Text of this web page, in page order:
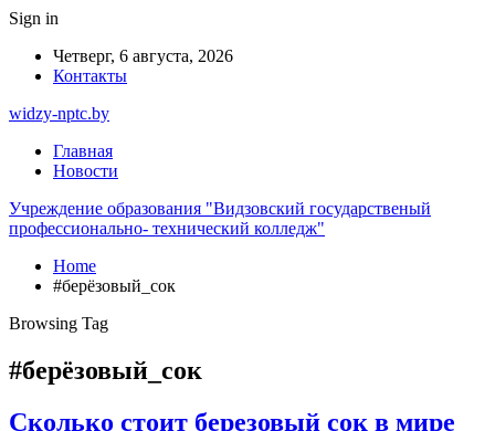
Sign in
Четверг, 6 августа, 2026
Контакты
widzy-nptc.by
Главная
Новости
Учреждение образования "Видзовский государственый
профессионально- технический колледж"
Home
#берёзовый_сок
Browsing Tag
#берёзовый_сок
Сколько стоит березовый сок в мире